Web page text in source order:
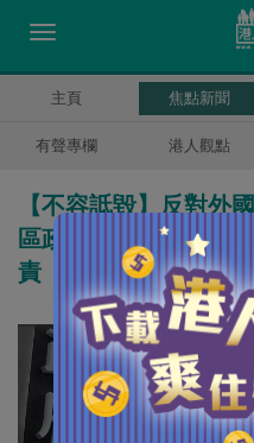
主頁 焦點新聞
有聲專欄 港人觀點
【不容詆毀】反對外
區政府：潛逃者不要
責